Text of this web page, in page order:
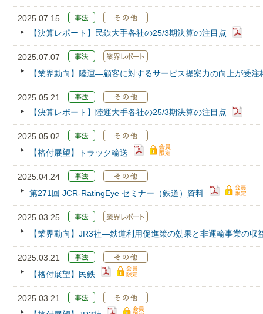
2025.07.15
【決算レポート】民鉄大手各社の25/3期決算の注目点
2025.07.07
【業界動向】陸運―顧客に対するサービス提案力の向上が受
2025.05.21
【決算レポート】陸運大手各社の25/3期決算の注目点
2025.05.02
【格付展望】トラック輸送
2025.04.24
第271回 JCR‐RatingEye セミナー（鉄道）資料
2025.03.25
【業界動向】JR3社―鉄道利用促進策の効果と非運輸事業の
2025.03.21
【格付展望】民鉄
2025.03.21